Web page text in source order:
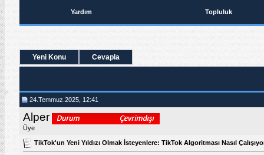
Yardım Topluluk
Yeni Konu Cevapla
24.Temmuz.2025, 12:41
Alper
Üye
TikTok'un Yeni Yıldızı Olmak İsteyenlere: TikTok Algoritması Nasıl